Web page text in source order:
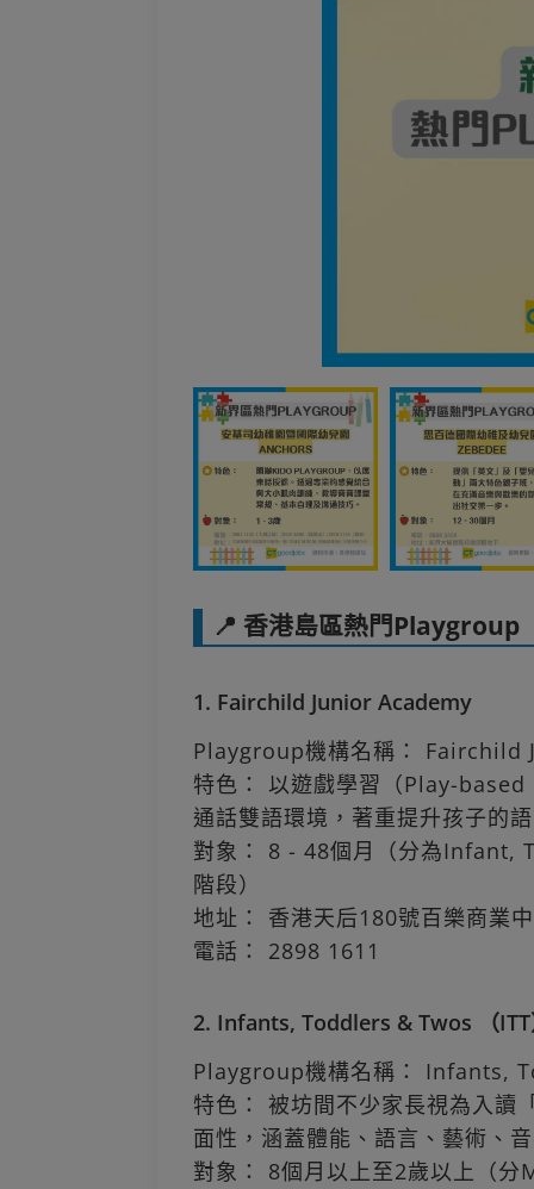
📍 香港島區熱門Playgroup
1. Fairchild Junior Academy
Playgroup機構名稱： Fairchild
特色： 以遊戲學習（Play-
通話雙語環境，著重提升孩子的
對象： 8 - 48個月（分為
階段）
地址： 香港天后180號百樂商業
電話： 2898 1611
2. Infants, Toddlers & Twos （
Playgroup機構名稱： Infants,
特色： 被坊間不少家長視為入讀
面性，涵蓋體能、語言、藝術、
對象： 8個月以上至2歲以上（